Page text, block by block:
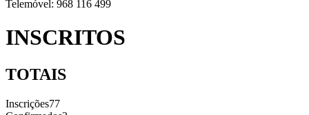
Telemóvel: 968 116 499
INSCRITOS
TOTAIS
Inscrições77